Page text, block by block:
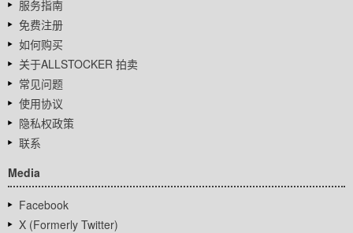
服务指南
免费注册
如何购买
关于ALLSTOCKER 拍卖
常见问题
使用协议
隐私权政策
联系
Media
Facebook
X (Formerly Twitter)